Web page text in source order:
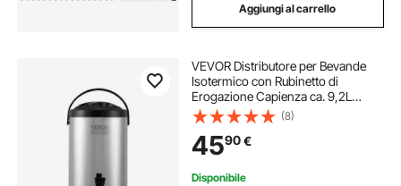
Aggiungi al carrello
VEVOR Distributore per Bevande
Isotermico con Rubinetto di
Erogazione Capienza ca. 9,2L
Materiale Acciaio Inox per Buffet
Festa Evento, Contenitore
Isotermico per Distribuzione
Bevande Calde / Fredde
(8)
4590€
Disponibile